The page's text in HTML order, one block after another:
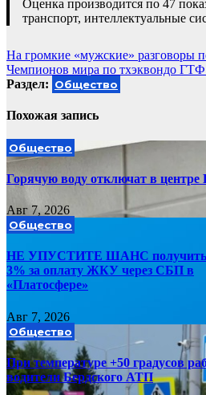
Оценка производится по 47
транспорт, интеллектуальные
Навигация
по
На громкие «мужские» разговоры
Чемпионов мира по тхэквондо ГТФ
Раздел: Общество
Похожая запись
Общество
Горячую воду отключат в центре
Авг 7, 2026
Общество
НЕ УПУСТИТЕ ШАНС получить
3% за оплату ЖКУ через СБП в
«Платосфере»
Авг 7, 2026
Общество
При температуре +50 градусов
водители Бердского АТП